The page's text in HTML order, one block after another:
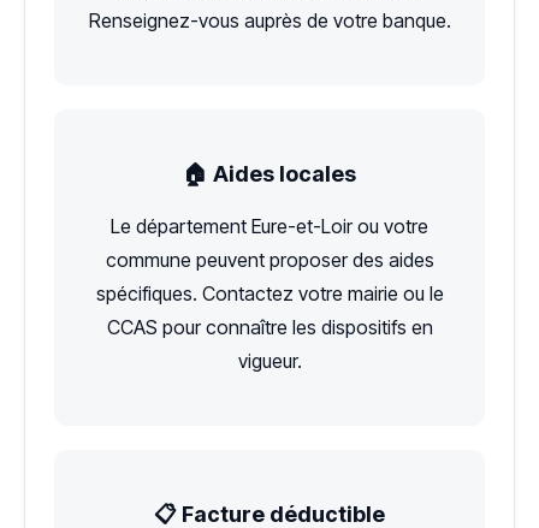
Renseignez-vous auprès de votre banque.
🏠 Aides locales
Le département Eure-et-Loir ou votre
commune peuvent proposer des aides
spécifiques. Contactez votre mairie ou le
CCAS pour connaître les dispositifs en
vigueur.
📋 Facture déductible